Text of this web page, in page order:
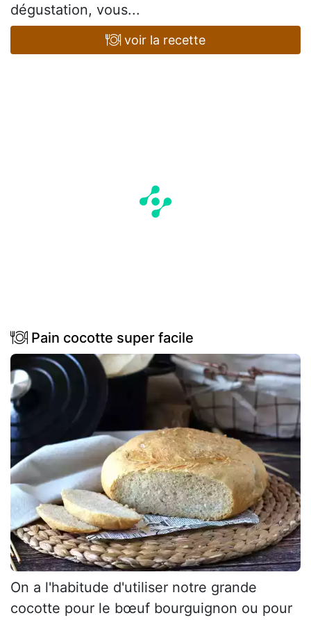
dégustation, vous...
voir la recette
Pain cocotte super facile
On a l'habitude d'utiliser notre grande
cocotte pour le bœuf bourguignon ou pour